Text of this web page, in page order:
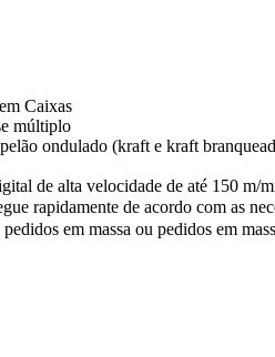
Caixas
múltiplo
ondulado (kraft e kraft
de alta velocidade de até 150 m/
rapidamente de acordo com as
em massa ou pedidos em